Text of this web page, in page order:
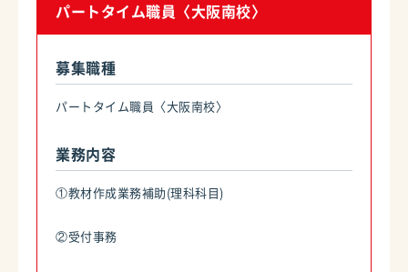
パートタイム職員〈大阪南校〉
募集職種
パートタイム職員〈大阪南校〉
業務内容
①教材作成業務補助(理科科目)
②受付事務